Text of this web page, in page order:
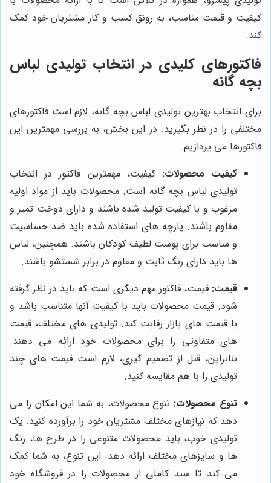
کیفیت و قیمت مناسب، به رونق کسب و کار مشتریان خود کمک
کند.
فاکتورهای کلیدی در انتخاب تولیدی لباس
بچه گانه
برای انتخاب بهترین تولیدی لباس بچه گانه، لازم است فاکتورهای
مختلفی را در نظر بگیرید. در این بخش، به بررسی مهمترین این
فاکتورها می پردازیم:
کیفیت محصولات: کیفیت، مهمترین فاکتور در انتخاب
تولیدی لباس بچه گانه است. محصولات باید از مواد اولیه
مرغوب و با کیفیت تولید شده باشند و دارای دوخت تمیز و
مقاوم باشند. پارچه های استفاده شده باید ضد حساسیت
و مناسب برای پوست لطیف کودکان باشند. همچنین، لباس
ها باید دارای رنگ ثابت و مقاوم در برابر شستشو باشند.
قیمت: قیمت، فاکتور مهم دیگری است که باید در نظر گرفته
شود. قیمت محصولات باید با کیفیت آنها متناسب باشد و
با قیمت های بازار رقابت کند. تولیدی های مختلف، قیمت
های متفاوتی را برای محصولات خود ارائه می دهند.
بنابراین، قبل از تصمیم گیری، لازم است قیمت های چند
تولیدی را با هم مقایسه کنید.
تنوع محصولات: تنوع محصولات، به شما این امکان را می
دهد که نیازهای مختلف مشتریان خود را برآورده کنید. یک
تولیدی خوب، باید محصولات متنوعی را در طرح ها، رنگ
ها و سایزهای مختلف ارائه دهد. این تنوع، به شما کمک
می کند تا سبد کاملی از محصولات را در فروشگاه خود